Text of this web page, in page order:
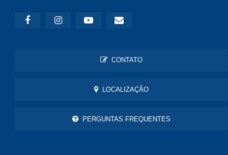
CONTATO
LOCALIZAÇÃO
PERGUNTAS FREQUENTES